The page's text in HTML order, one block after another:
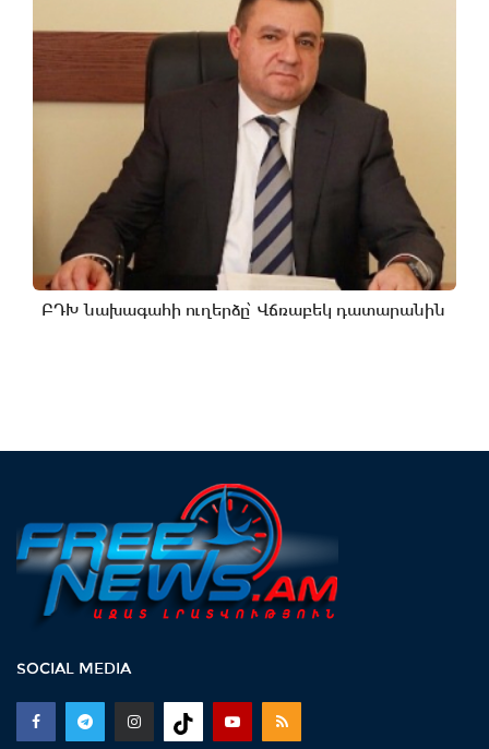
ԲԴԽ նախագահի ուղերձը՝ Վճռաբեկ դատարանին
SOCIAL MEDIA